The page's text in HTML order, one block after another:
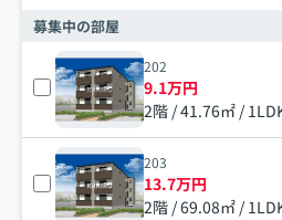
募集中の部屋
202
9.1万円
2階 / 41.76㎡ /
203
13.7万円
2階 / 69.08㎡ /